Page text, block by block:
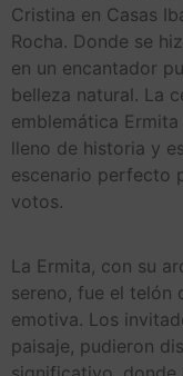
Cristina en Casas
Rocha. Donde se
en un encantador
belleza natural. La
emblemática
lleno de historia y
escenario perfecto
votos.
La Ermita, con su
sereno, fue el telón
emotiva. Los
paisaje, pudieron